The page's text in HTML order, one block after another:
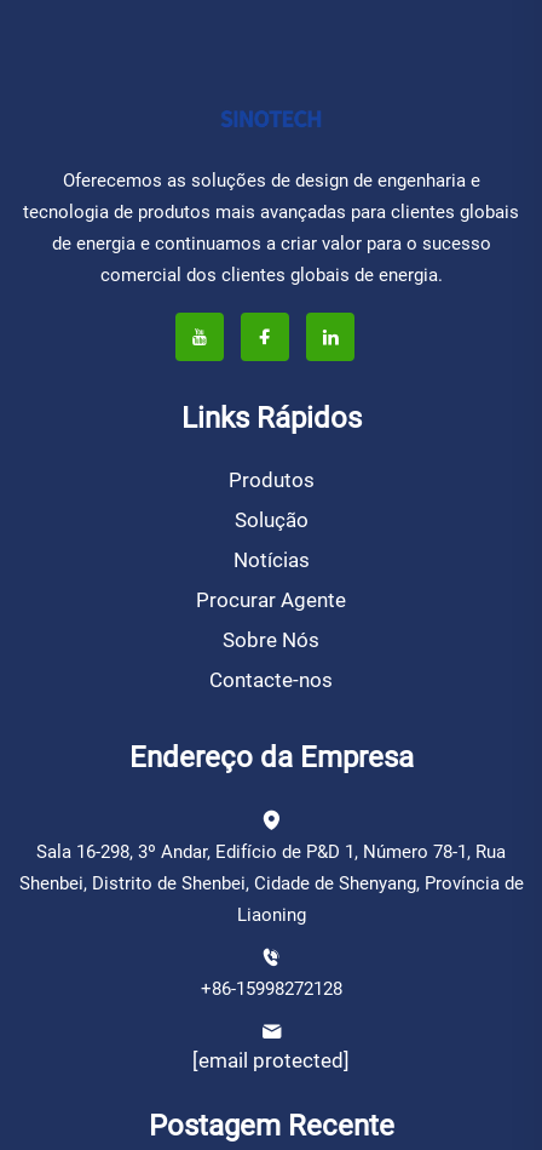
Oferecemos as soluções de design de engenharia e
tecnologia de produtos mais avançadas para clientes globais
de energia e continuamos a criar valor para o sucesso
comercial dos clientes globais de energia.
Links Rápidos
Produtos
Solução
Notícias
Procurar Agente
Sobre Nós
Contacte-nos
Endereço da Empresa
Sala 16-298, 3º Andar, Edifício de P&D 1, Número 78-1, Rua
Shenbei, Distrito de Shenbei, Cidade de Shenyang, Província de
Liaoning
+86-15998272128
[email protected]
Postagem Recente